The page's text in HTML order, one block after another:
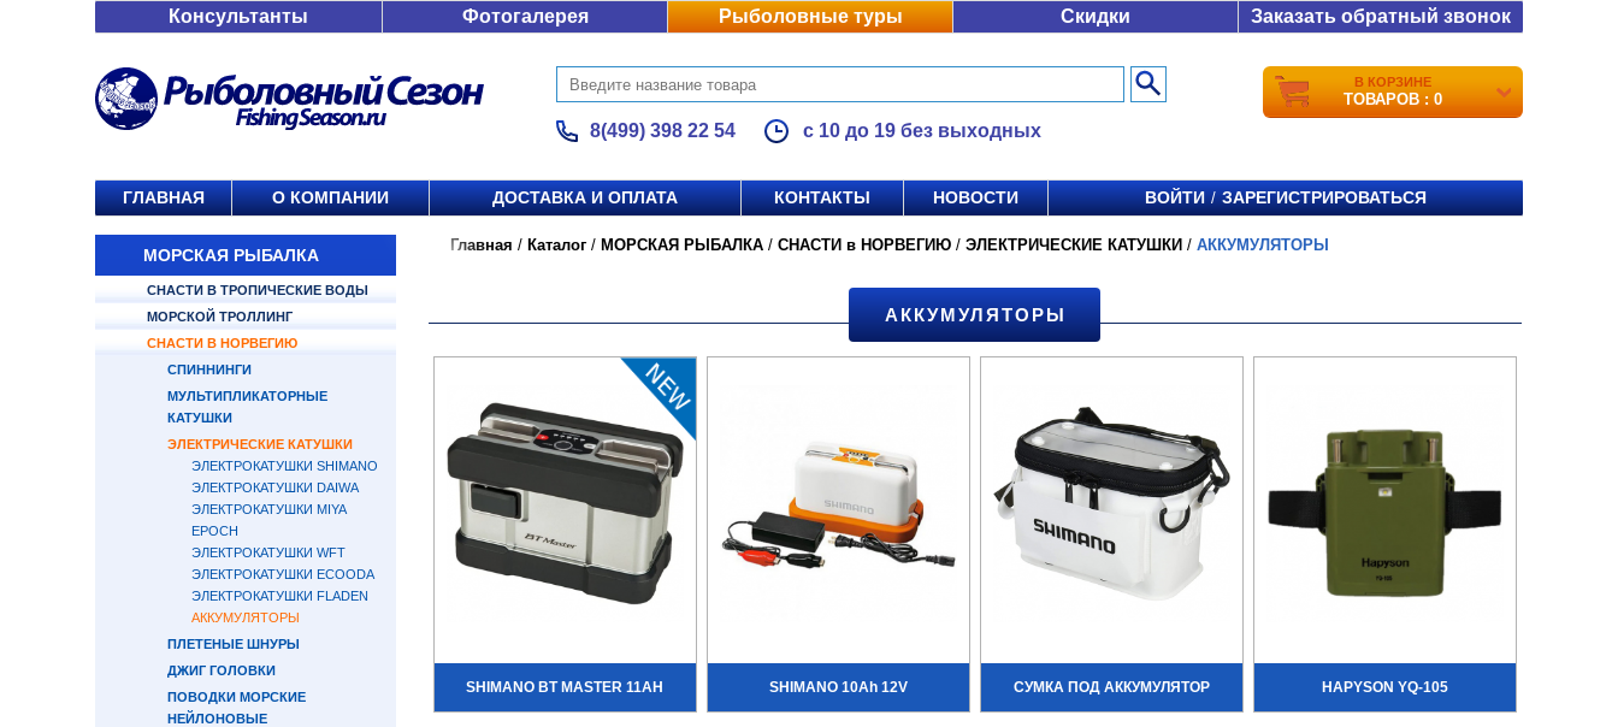
Консультанты Фотогалерея Рыболовные туры Скидки Заказать обратный звонок
8(499) 398 22 54 с 10 до 19 без выходных
В КОРЗИНЕ
ТОВАРОВ : 0
ГЛАВНАЯ О КОМПАНИИ ДОСТАВКА И ОПЛАТА КОНТАКТЫ НОВОСТИ ВОЙТИ / ЗАРЕГИСТРИРОВАТЬСЯ
МОРСКАЯ РЫБАЛКА
СНАСТИ В ТРОПИЧЕСКИЕ ВОДЫ
МОРСКОЙ ТРОЛЛИНГ
СНАСТИ В НОРВЕГИЮ
СПИННИНГИ
МУЛЬТИПЛИКАТОРНЫЕ
КАТУШКИ
ЭЛЕКТРИЧЕСКИЕ КАТУШКИ
ЭЛЕКТРОКАТУШКИ SHIMANO
ЭЛЕКТРОКАТУШКИ DAIWA
ЭЛЕКТРОКАТУШКИ MIYA
EPOCH
ЭЛЕКТРОКАТУШКИ WFT
ЭЛЕКТРОКАТУШКИ ECOODA
ЭЛЕКТРОКАТУШКИ FLADEN
АККУМУЛЯТОРЫ
ПЛЕТЕНЫЕ ШНУРЫ
ДЖИГ ГОЛОВКИ
ПОВОДКИ МОРСКИЕ
НЕЙЛОНОВЫЕ
Главная / Каталог / МОРСКАЯ РЫБАЛКА / СНАСТИ в НОРВЕГИЮ / ЭЛЕКТРИЧЕСКИЕ КАТУШКИ / АККУМУЛЯТОРЫ
АККУМУЛЯТОРЫ
SHIMANO BT MASTER 11AH SHIMANO 10Ah 12V СУМКА ПОД АККУМУЛЯТОР HAPYSON YQ-105